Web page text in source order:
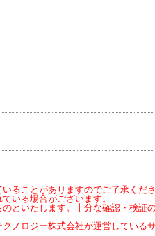
ることがありますのでご了承くださ
いる場合がございます。
といたします。十分な確認・検証
ノロジー株式会社が運営している